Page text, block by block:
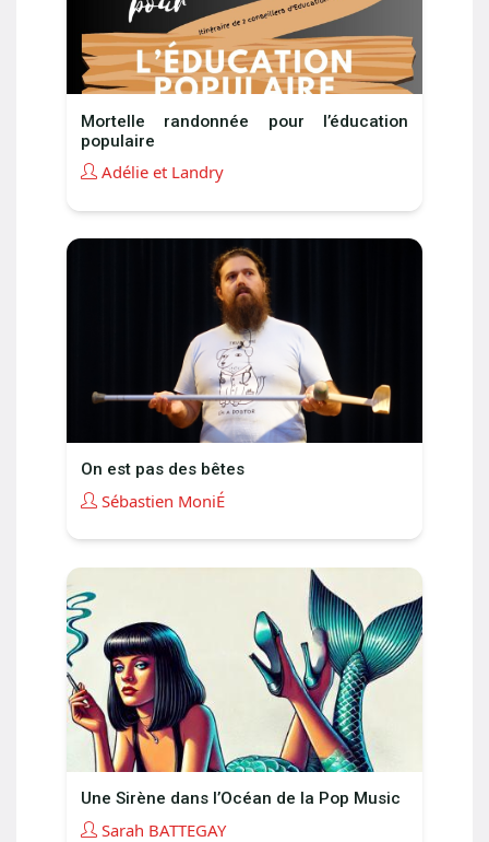
Mortelle randonnée pour l’éducation
populaire
Adélie et Landry
On est pas des bêtes
Sébastien MoniÉ
Une Sirène dans l’Océan de la Pop Music
Sarah BATTEGAY